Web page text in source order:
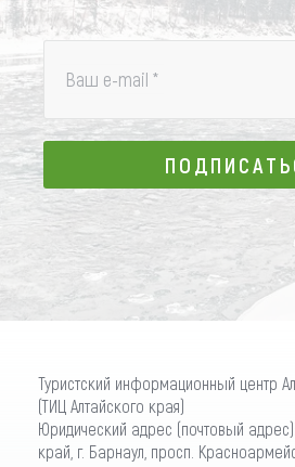
Ваш e-mail *
Туристский информационный центр
(ТИЦ Алтайского края)
Юридический адрес (почтовый
край, г. Барнаул, просп.